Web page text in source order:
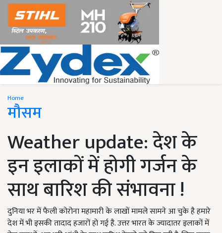
Home
मौसम
Weather update: देश के
इन इलाकों में होगी गर्जन के
साथ बारिश की संभावना !
दुनिया भर में फैली कोरोना महामारी के लाखों मामले सामने आ चुके है हमारे
देश में भी इसकी तादाद हजारों हो गई है. उत्तर भारत के ज्यादातर इलाकों में